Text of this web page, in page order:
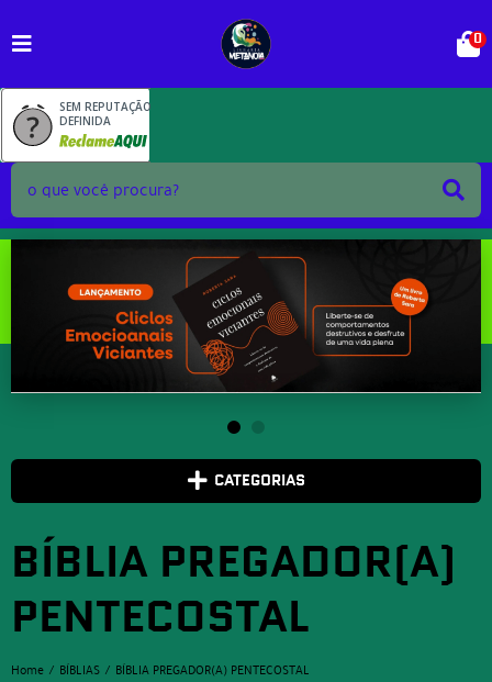
SEM REPUTAÇÃO
DEFINIDA
0
CATEGORIAS
BÍBLIA PREGADOR(A)
PENTECOSTAL
Home BÍBLIAS BÍBLIA PREGADOR(A) PENTECOSTAL